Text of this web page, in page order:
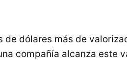
de dólares más de
compañía alcanza este